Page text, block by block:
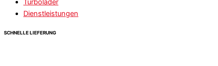
Dienstleistungen
SCHNELLE LIEFERUNG